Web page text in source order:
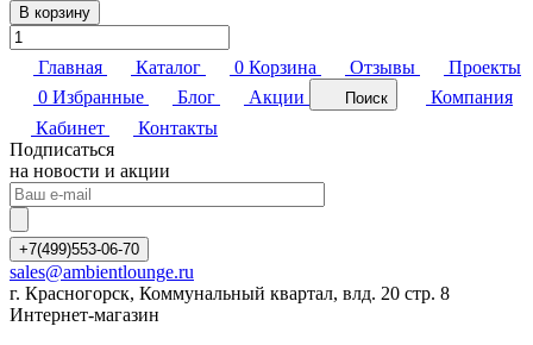
В корзину
Главная Каталог 0 Корзина Отзывы
Проекты
0 Избранные Блог Акции Поиск
Компания
Кабинет
Контакты
Подписаться
на новости и акции
+7(499)553-06-70
sales@ambientlounge.ru
г. Красногорск, Коммунальный квартал, влд. 20 стр. 8
Интернет-магазин